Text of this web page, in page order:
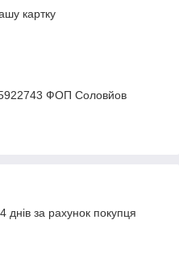
картку
ФОП Соловйов
за рахунок покупця